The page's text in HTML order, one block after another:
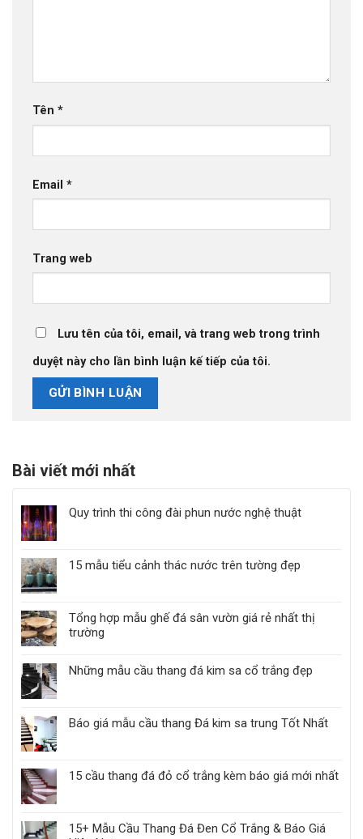
Tên *
Email *
Trang web
Lưu tên của tôi, email, và trang web trong trình
duyệt này cho lần bình luận kế tiếp của tôi.
Bài viết mới nhất
Quy trình thi công đài phun nước nghệ thuật
15 mẫu tiểu cảnh thác nước trên tường đẹp
Tổng hợp mẫu ghế đá sân vườn giá rẻ nhất thị
trường
Những mẫu cầu thang đá kim sa cổ trắng đẹp
Báo giá mẫu cầu thang Đá kim sa trung Tốt Nhất
15 cầu thang đá đỏ cổ trắng kèm báo giá mới nhất
15+ Mẫu Cầu Thang Đá Đen Cổ Trắng & Báo Giá